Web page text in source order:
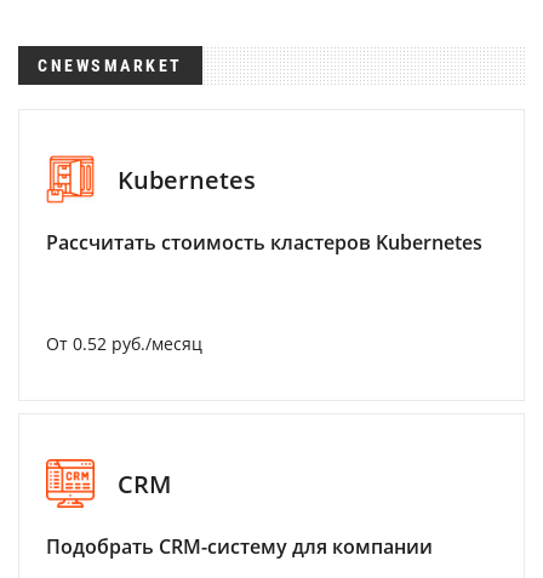
CNEWSMARKET
Kubernetes
Рассчитать стоимость кластеров Kubernetes
От 0.52 руб./месяц
CRM
Подобрать CRM-систему для компании